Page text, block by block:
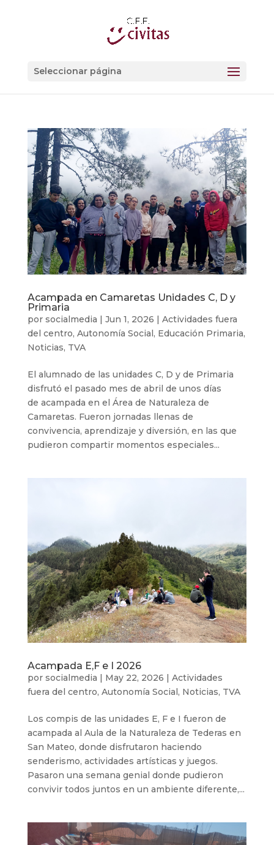
Seleccionar página
Acampada en Camaretas Unidades C, D y
Primaria
por socialmedia | Jun 1, 2026 | Actividades fuera
del centro, Autonomía Social, Educación Primaria,
Noticias, TVA
El alumnado de las unidades C, D y de Primaria
disfrutó el pasado mes de abril de unos días
de acampada en el Área de Naturaleza de
Camaretas. Fueron jornadas llenas de
convivencia, aprendizaje y diversión, en las que
pudieron compartir momentos especiales...
Acampada E,F e I 2026
por socialmedia | May 22, 2026 | Actividades
fuera del centro, Autonomía Social, Noticias, TVA
Los compis de las unidades E, F e I fueron de
acampada al Aula de la Naturaleza de Tederas en
San Mateo, donde disfrutaron haciendo
senderismo, actividades artísticas y juegos.
Pasaron una semana genial donde pudieron
convivir todos juntos en un ambiente diferente,...